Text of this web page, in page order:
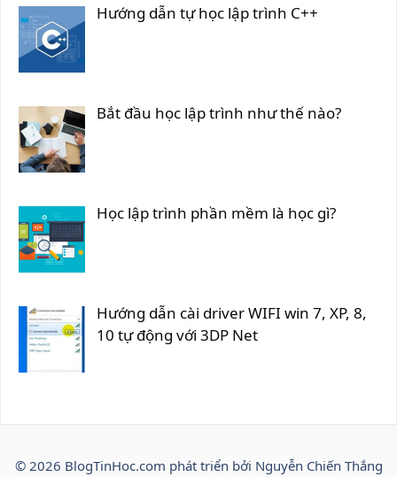
Hướng dẫn tự học lập trình C++
Bắt đầu học lập trình như thế nào?
Học lập trình phần mềm là học gì?
Hướng dẫn cài driver WIFI win 7, XP, 8,
10 tự động với 3DP Net
© 2026 BlogTinHoc.com phát triển bởi Nguyễn Chiến Thắng